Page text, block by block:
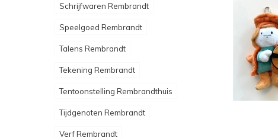
Schrijfwaren Rembrandt
Speelgoed Rembrandt
Talens Rembrandt
Tekening Rembrandt
Tentoonstelling Rembrandthuis
Tijdgenoten Rembrandt
Verf Rembrandt